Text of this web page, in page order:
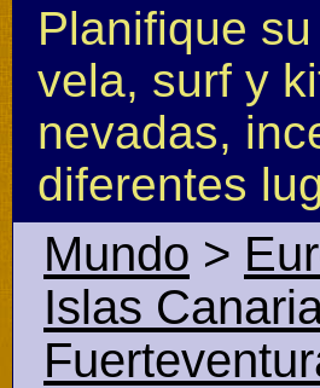
Planifique
vela, surf y
nevadas,
diferentes
Mundo >
Islas